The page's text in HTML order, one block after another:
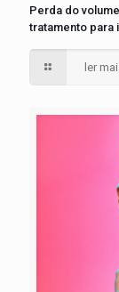
Perda do
tratamento para
ler